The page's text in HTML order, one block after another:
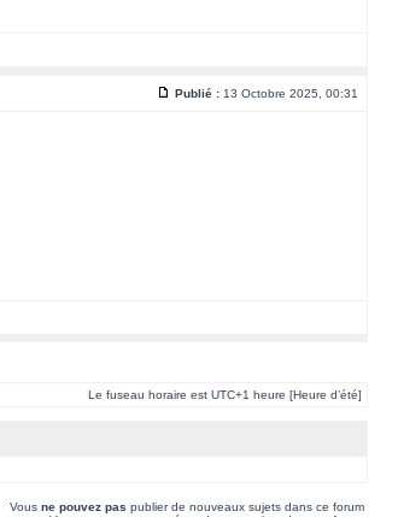
Publié : 13 Octobre 2025, 00:31
Le fuseau horaire est UTC+1 heure [Heure d’été]
Vous ne pouvez pas publier de nouveaux sujets dans ce forum